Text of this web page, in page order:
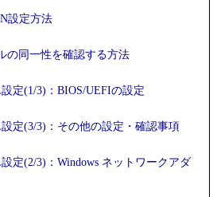
設定方法
の同一性を確認する方法
定(1/3)：BIOS/UEFIの設定
定(3/3)：その他の設定・確認事項
定(2/3)：Windows ネットワークアダ